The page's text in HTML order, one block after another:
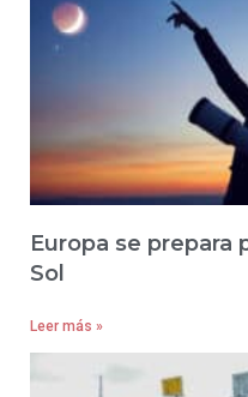
Europa se prepara
Sol
Leer más »